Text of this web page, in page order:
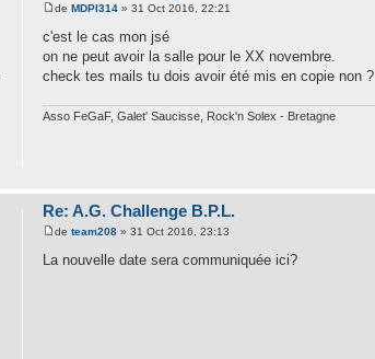
de MDPI314 » 31 Oct 2016, 22:21
c'est le cas mon jsé
on ne peut avoir la salle pour le XX novembre.
check tes mails tu dois avoir été mis en copie non ?
Asso FeGaF, Galet' Saucisse, Rock'n Solex - Bretagne
Re: A.G. Challenge B.P.L.
de team208 » 31 Oct 2016, 23:13
La nouvelle date sera communiquée ici?